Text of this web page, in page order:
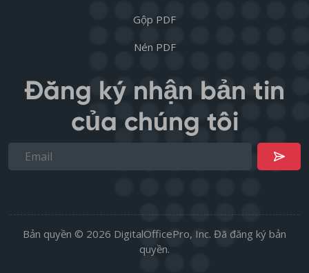
Gộp PDF
Nén PDF
Đăng ký nhận bản tin
của chúng tôi
Bản quyền © 2026 DigitalOfficePro, Inc. Đã đăng ký bản
quyền.